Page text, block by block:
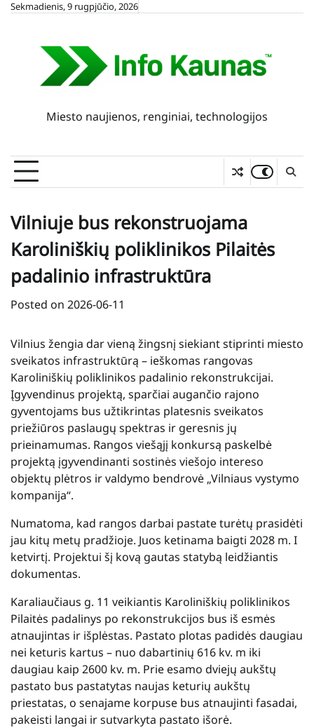
SkipSekmadienis, 9 rugpjūčio, 2026
Miesto naujienos, renginiai, technologijos
Vilniuje bus rekonstruojama
Karoliniškių poliklinikos Pilaitės
padalinio infrastruktūra
Posted on 2026-06-11
Vilnius žengia dar vieną žingsnį siekiant stiprinti miesto
sveikatos infrastruktūrą – ieškomas rangovas
Karoliniškių poliklinikos padalinio rekonstrukcijai.
Įgyvendinus projektą, sparčiai augančio rajono
gyventojams bus užtikrintas platesnis sveikatos
priežiūros paslaugų spektras ir geresnis jų
prieinamumas. Rangos viešąjį konkursą paskelbė
projektą įgyvendinanti sostinės viešojo intereso
objektų plėtros ir valdymo bendrovė „Vilniaus vystymo
kompanija“.
Numatoma, kad rangos darbai pastate turėtų prasidėti
jau kitų metų pradžioje. Juos ketinama baigti 2028 m. I
ketvirtį. Projektui šį kovą gautas statybą leidžiantis
dokumentas.
Karaliaučiaus g. 11 veikiantis Karoliniškių poliklinikos
Pilaitės padalinys po rekonstrukcijos bus iš esmės
atnaujintas ir išplėstas. Pastato plotas padidės daugiau
nei keturis kartus – nuo dabartinių 616 kv. m iki
daugiau kaip 2600 kv. m. Prie esamo dviejų aukštų
pastato bus pastatytas naujas keturių aukštų
priestatas, o senajame korpuse bus atnaujinti fasadai,
pakeisti langai ir sutvarkyta pastato išorė.